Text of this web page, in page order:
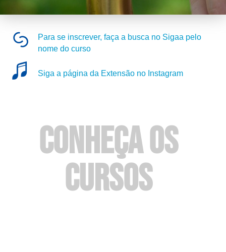
Para se inscrever, faça a busca no Sigaa pelo
nome do curso
Siga a página da Extensão no Instagram
conheça os
cursos